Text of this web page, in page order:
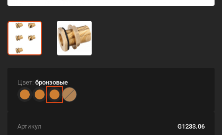
Цвет: бронзовые
Артикул G1233.06